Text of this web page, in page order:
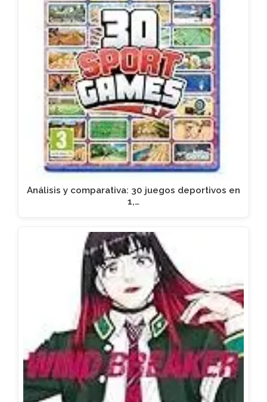
Análisis y comparativa: 30 juegos deportivos en
1,…